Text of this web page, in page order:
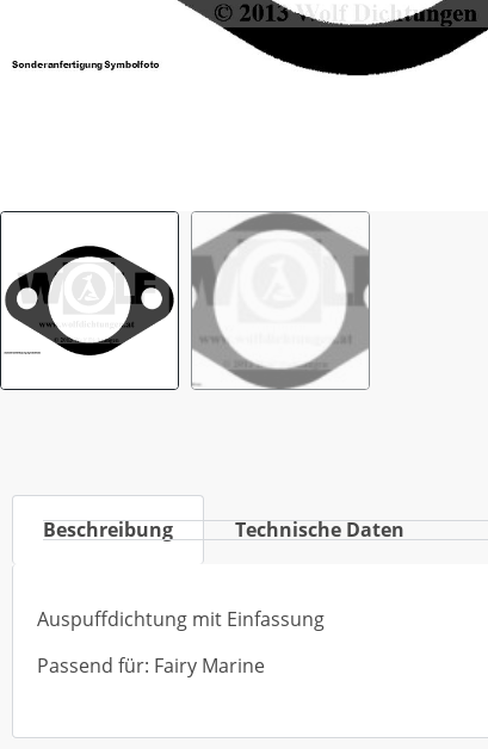
Beschreibung Technische Daten
Auspuffdichtung mit Einfassung
Passend für: Fairy Marine